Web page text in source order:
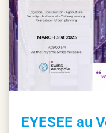
EYESEE au